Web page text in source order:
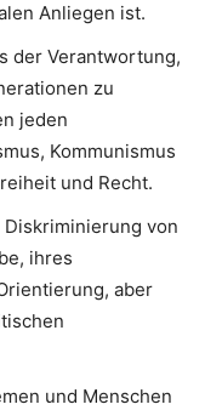
Anliegen ist.
der Verantwortung,
zu
jeden
Kommunismus
und Recht.
von
ihres
aber
und Menschen